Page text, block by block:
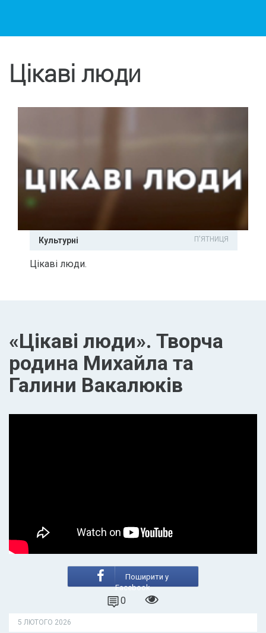
Цікаві люди
Культурні П'ЯТНИЦЯ
Цікаві люди.
«Цікаві люди». Творча
родина Михайла та
Галини Вакалюків
Поширити у
Facebook
0
5 ЛЮТОГО 2026